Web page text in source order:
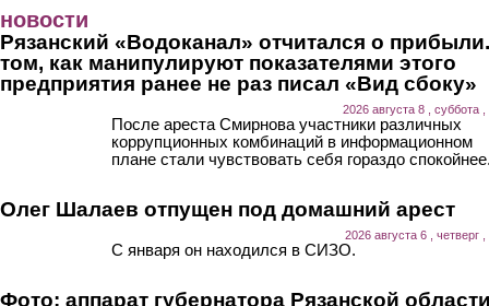
новости
Рязанский «Водоканал» отчитался о
том, как манипулируют показателями этого
предприятия ранее не раз писал «Вид сбоку»
2026 августа 8 , суббота ,
После ареста Смирнова участники различных
коррупционных комбинаций в информационном
плане стали чувствовать себя гораздо
Олег Шалаев отпущен под домашний арест
2026 августа 6 , четверг
С января он находился в СИЗО.
Фото: аппарат губернатора Рязанской